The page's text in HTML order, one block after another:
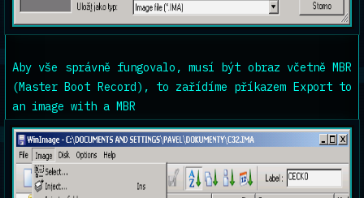
Aby vše správně fungovalo, musí být obraz včetně MBR
(Master Boot Record), to zařídíme příkazem Export to
an image with a MBR